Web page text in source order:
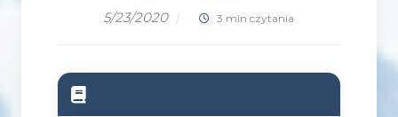
5/23/2020 | 3 min czytania